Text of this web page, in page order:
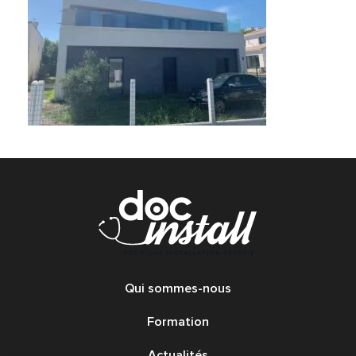
Qui sommes-nous
Formation